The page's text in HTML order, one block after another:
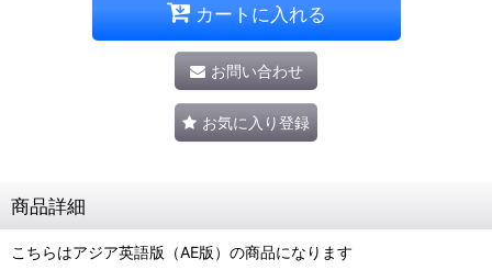
カートに入れる
お問い合わせ
お気に入り登録
商品詳細
こちらはアジア英語版（AE版）の商品になります